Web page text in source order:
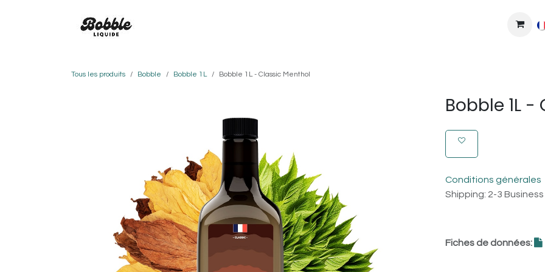
BONS PLANS
Tous les produits Bobble Bobble 1L Bobble 1L - Classic Menthol
Bobble 1L
Conditions générales
Shipping: 2-3
Fiches de données: